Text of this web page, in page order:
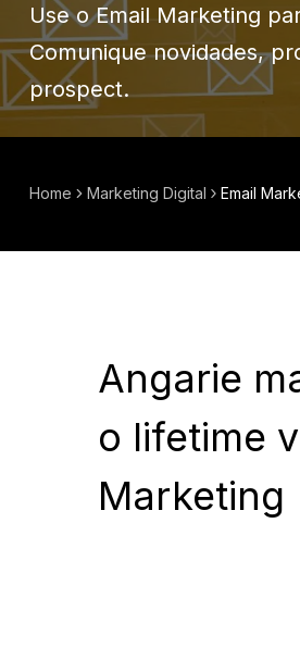
Use o Email Marketing
Comunique novidades,
prospect.
Home Marketing Digital Email
Angarie
o lifetime
Marketing